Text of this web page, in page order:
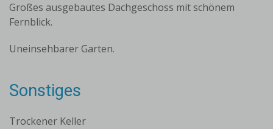
Großes ausgebautes Dachgeschoss mit schönem
Fernblick.
Uneinsehbarer Garten.
Sonstiges
Trockener Keller